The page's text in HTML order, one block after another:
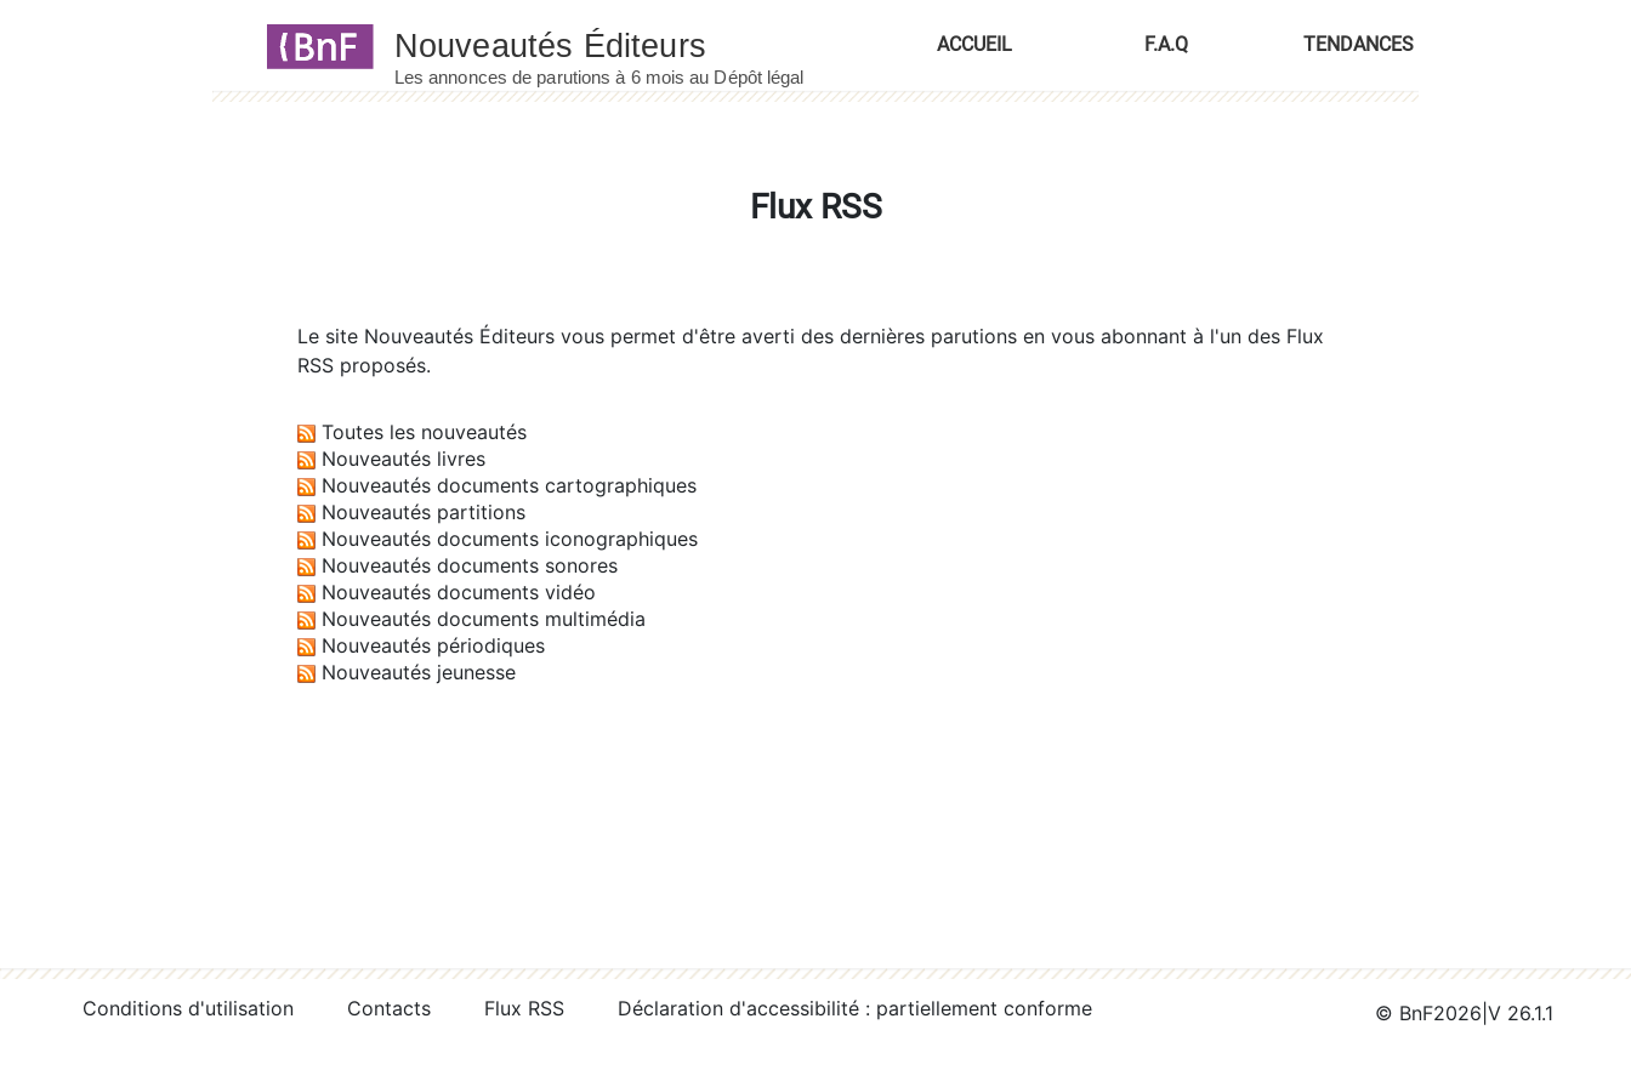
ACCUEIL F.A.Q TENDANCES
Flux RSS
Le site Nouveautés Éditeurs vous permet d'être averti des dernières parutions en vous abonnant à l'un des Flux
RSS proposés.
Toutes les nouveautés
Nouveautés livres
Nouveautés documents cartographiques
Nouveautés partitions
Nouveautés documents iconographiques
Nouveautés documents sonores
Nouveautés documents vidéo
Nouveautés documents multimédia
Nouveautés périodiques
Nouveautés jeunesse
Conditions d'utilisation Contacts Flux RSS Déclaration d'accessibilité : partiellement conforme © BnF2026 V 26.1.1